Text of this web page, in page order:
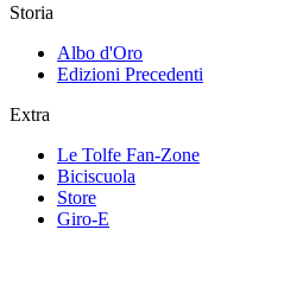
Storia
Albo d'Oro
Edizioni Precedenti
Extra
Le Tolfe Fan-Zone
Biciscuola
Store
Giro-E